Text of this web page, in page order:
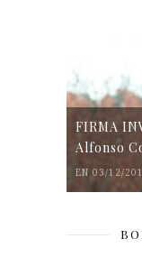
FIRMA
Alfonso
EN 03/12/